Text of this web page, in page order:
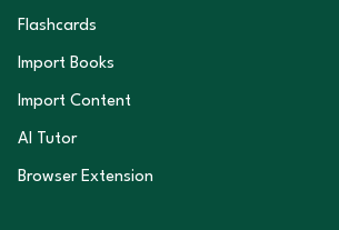
Flashcards
Import Books
Import Content
AI Tutor
Browser Extension